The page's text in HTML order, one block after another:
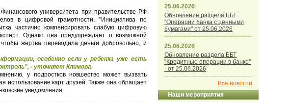
университета при правительстве РФ
в цифровой грамотности. "Инициатива по
частично компенсировать слабую цифровую
Однако она предупреждает о возможной
жертва переводила деньги добровольно, и
особенно если у ребенка уже есть
- уточняет Климова.
у подростков новшество может вызвать
использование карт друзей. Также она обращает
уведомления.
25.06.2026
Обновление раздела ББТ
"Операции банка с ценными
бумагами" от 25.06.2026
25.06.2026
Обновление раздела ББТ
"Кредитные операции в банке"
- от 25.06.2026
Все новости
Наши мероприятия